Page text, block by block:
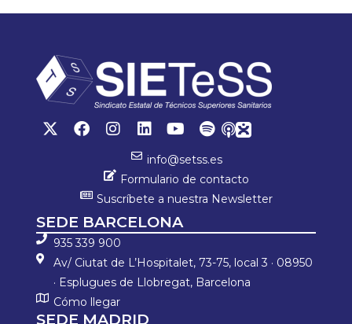
info@setss.es
Formulario de contacto
Suscríbete a nuestra Newsletter
SEDE BARCELONA
935 339 900
Av/ Ciutat de L’Hospitalet, 73-75, local 3 · 08950
· Esplugues de Llobregat, Barcelona
Cómo llegar
SEDE MADRID